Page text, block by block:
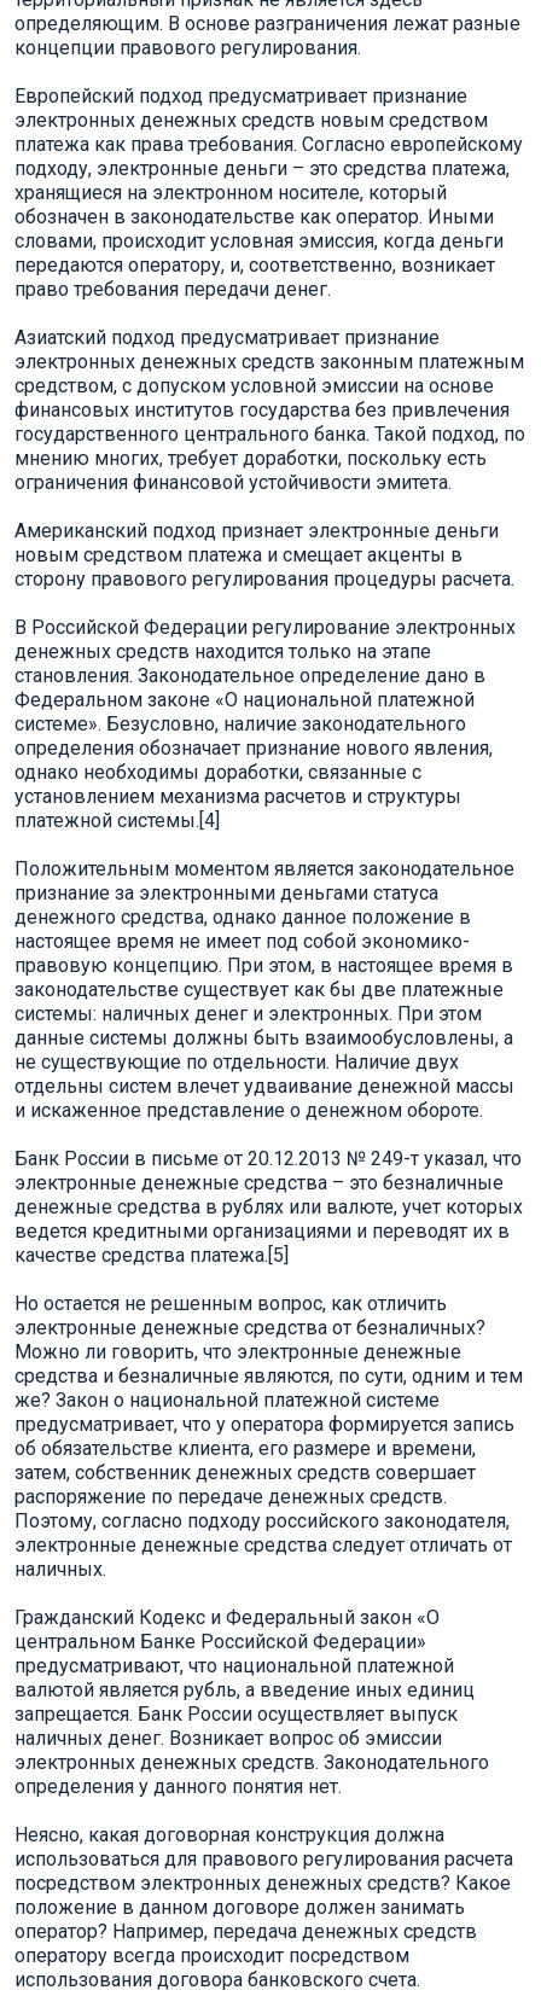
определяющим. В основе разграничения лежат разные
концепции правового регулирования.
Европейский подход предусматривает признание
электронных денежных средств новым средством
платежа как права требования. Согласно европейскому
подходу, электронные деньги – это средства платежа,
хранящиеся на электронном носителе, который
обозначен в законодательстве как оператор. Иными
словами, происходит условная эмиссия, когда деньги
передаются оператору, и, соответственно, возникает
право требования передачи денег.
Азиатский подход предусматривает признание
электронных денежных средств законным платежным
средством, с допуском условной эмиссии на основе
финансовых институтов государства без привлечения
государственного центрального банка. Такой подход, по
мнению многих, требует доработки, поскольку есть
ограничения финансовой устойчивости эмитета.
Американский подход признает электронные деньги
новым средством платежа и смещает акценты в
сторону правового регулирования процедуры расчета.
В Российской Федерации регулирование электронных
денежных средств находится только на этапе
становления. Законодательное определение дано в
Федеральном законе «О национальной платежной
системе». Безусловно, наличие законодательного
определения обозначает признание нового явления,
однако необходимы доработки, связанные с
установлением механизма расчетов и структуры
платежной системы.[4]
Положительным моментом является законодательное
признание за электронными деньгами статуса
денежного средства, однако данное положение в
настоящее время не имеет под собой экономико-
правовую концепцию. При этом, в настоящее время в
законодательстве существует как бы две платежные
системы: наличных денег и электронных. При этом
данные системы должны быть взаимообусловлены, а
не существующие по отдельности. Наличие двух
отдельны систем влечет удваивание денежной массы
и искаженное представление о денежном обороте.
Банк России в письме от 20.12.2013 № 249-т указал, что
электронные денежные средства – это безналичные
денежные средства в рублях или валюте, учет которых
ведется кредитными организациями и переводят их в
качестве средства платежа.[5]
Но остается не решенным вопрос, как отличить
электронные денежные средства от безналичных?
Можно ли говорить, что электронные денежные
средства и безналичные являются, по сути, одним и тем
же? Закон о национальной платежной системе
предусматривает, что у оператора формируется запись
об обязательстве клиента, его размере и времени,
затем, собственник денежных средств совершает
распоряжение по передаче денежных средств.
Поэтому, согласно подходу российского законодателя,
электронные денежные средства следует отличать от
наличных.
Гражданский Кодекс и Федеральный закон «О
центральном Банке Российской Федерации»
предусматривают, что национальной платежной
валютой является рубль, а введение иных единиц
запрещается. Банк России осуществляет выпуск
наличных денег. Возникает вопрос об эмиссии
электронных денежных средств. Законодательного
определения у данного понятия нет.
Неясно, какая договорная конструкция должна
использоваться для правового регулирования расчета
посредством электронных денежных средств? Какое
положение в данном договоре должен занимать
оператор? Например, передача денежных средств
оператору всегда происходит посредством
использования договора банковского счета.